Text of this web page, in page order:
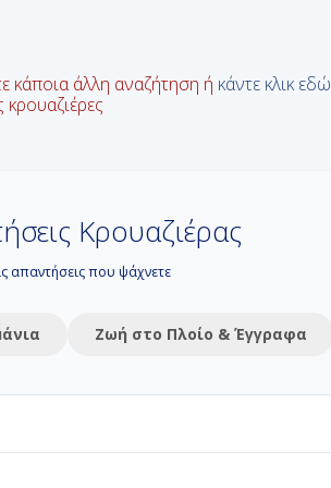
κάποια άλλη αναζήτηση ή κάντε κλικ εδώ
κρουαζιέρες
Κρουαζιέρας
απαντήσεις που ψάχνετε
Ζωή στο Πλοίο & Έγγραφα